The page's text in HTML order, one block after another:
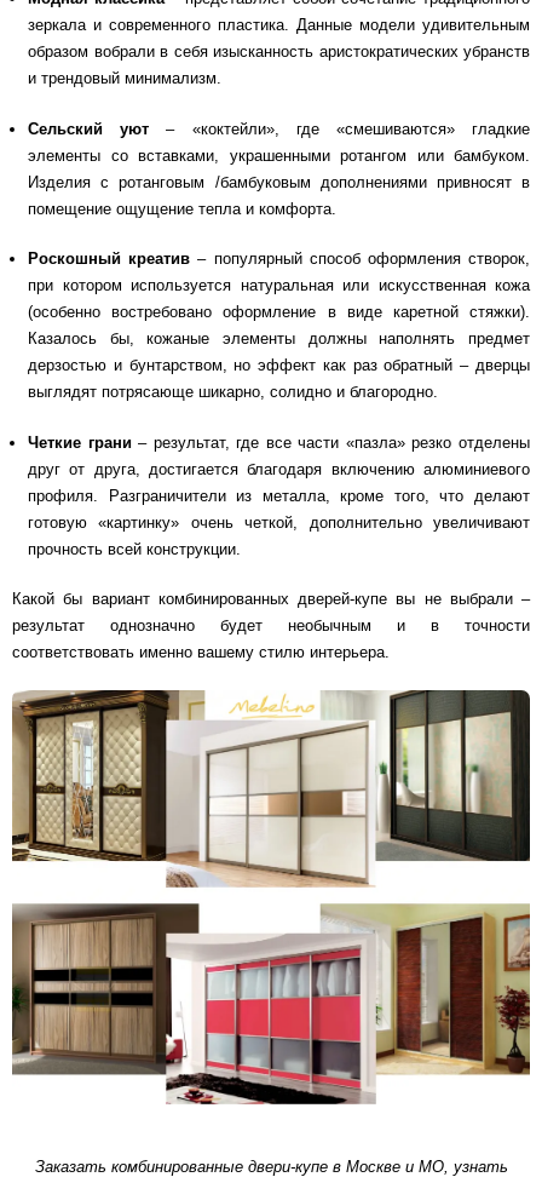
зеркала и современного пластика. Данные модели удивительным
образом вобрали в себя изысканность аристократических убранств
и трендовый минимализм.
Сельский уют – «коктейли», где «смешиваются» гладкие
элементы со вставками, украшенными ротангом или бамбуком.
Изделия с ротанговым /бамбуковым дополнениями привносят в
помещение ощущение тепла и комфорта.
Роскошный креатив– популярный способ оформления створок,
при котором используется натуральная или искусственная кожа
(особенно востребовано оформление в виде каретной стяжки).
Казалось бы, кожаные элементы должны наполнять предмет
дерзостью и бунтарством, но эффект как раз обратный – дверцы
выглядят потрясающе шикарно, солидно и благородно.
Четкие грани– результат, где все части «пазла» резко отделены
друг от друга, достигается благодаря включению алюминиевого
профиля. Разграничители из металла, кроме того, что делают
готовую «картинку» очень четкой, дополнительно увеличивают
прочность всей конструкции.
Какой бы вариант комбинированных дверей-купе вы не выбрали –
результат однозначно будет необычным и в точности
соответствовать именно вашему стилю интерьера.
Заказать комбинированные двери-купе в Москве и МО, узнать